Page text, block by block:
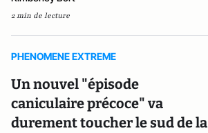
2 min de lecture
PHENOMENE EXTREME
Un nouvel "épisode
caniculaire précoce" va
durement toucher le sud de la